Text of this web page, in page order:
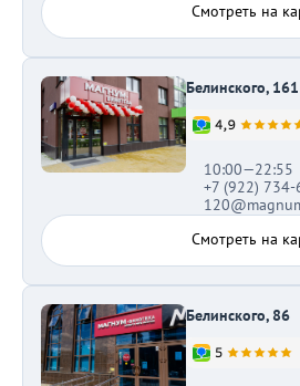
Смотреть на
Белинского, 161
10:00—22:55
+7 (922) 734-
Смотреть на
Белинского, 86